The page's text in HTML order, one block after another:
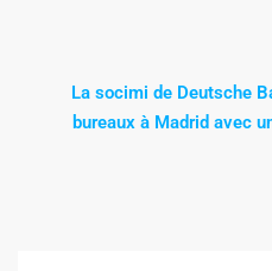
La socimi de Deutsche
bureaux à Madrid avec